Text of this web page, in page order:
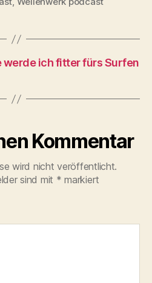
werde ich fitter fürs Surfen
Kommentar
wird nicht veröffentlicht.
sind mit * markiert